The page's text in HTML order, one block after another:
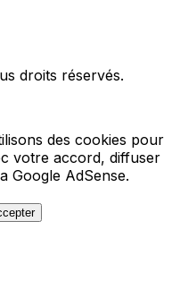
droits réservés.
des cookies pour
votre accord, diffuser
Google AdSense.